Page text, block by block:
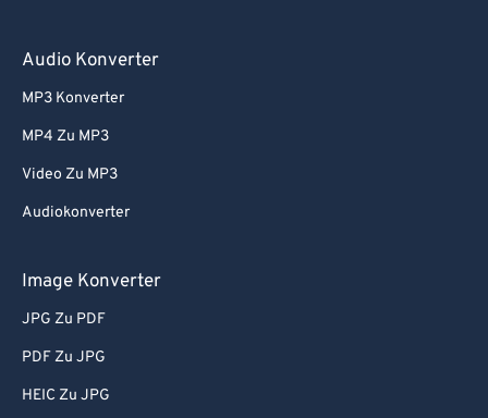
Audio Konverter
MP3 Konverter
MP4 Zu MP3
Video Zu MP3
Audiokonverter
Image Konverter
JPG Zu PDF
PDF Zu JPG
HEIC Zu JPG